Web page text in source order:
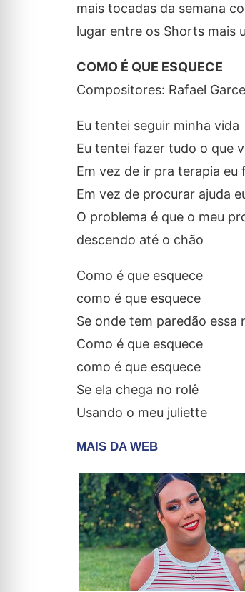
mais tocadas da semana
lugar entre os Shorts mais
COMO É QUE ESQUECE
Compositores: Rafael
Eu tentei seguir minha vida
Eu tentei fazer tudo o que
Em vez de ir pra terapia eu
Em vez de procurar ajuda
O problema é que o meu
descendo até o chão
Como é que esquece
como é que esquece
Se onde tem paredão essa
Como é que esquece
como é que esquece
Se ela chega no rolê
Usando o meu juliette